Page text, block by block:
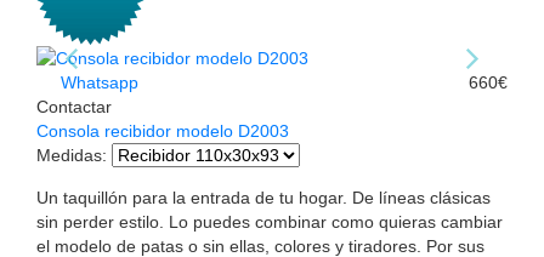
Whatsapp
Contactar
660€
Consola recibidor modelo D2003
Medidas:
Un taquillón para la entrada de tu hogar. De líneas clásicas
sin perder estilo. Lo puedes combinar como quieras cambiar
el modelo de patas o sin ellas, colores y tiradores. Por sus